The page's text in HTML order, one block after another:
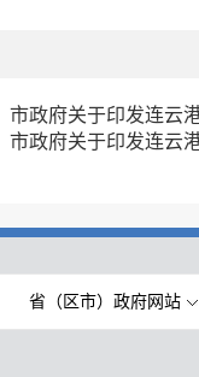
市政府关于印发连云
市政府关于印发连云
省（区市）政府网站